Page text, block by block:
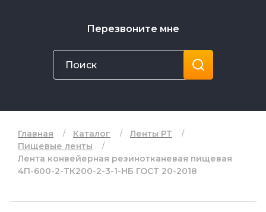
Перезвоните мне
Главная Каталог
Ленты РТ
Пищевые ленты
Лента конвейерная резинотканевая пищевая
4П-600-2-ТК200-2-3-1-НБ ГОСТ 20-2018